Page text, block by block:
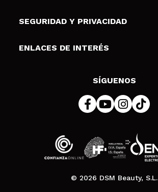
Tarjetas de Regalo
Envíos y devoluciones
Formas de pago
SEGURIDAD Y PRIVACIDAD
Terminos y condiciones de uso
Política de cookies
ENLACES DE INTERÉS
SÍGUENOS
© 2026 DSM Beauty, S.L.